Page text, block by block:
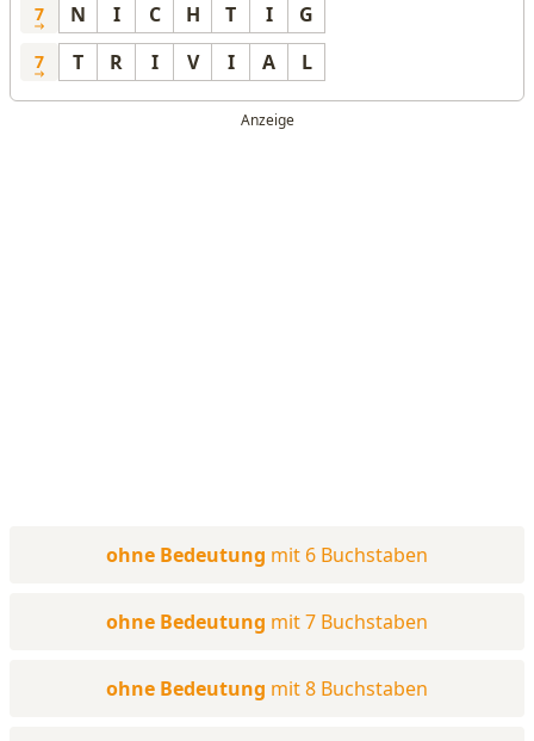
7 N I C H T I G
7 T R I V I A L
ohne Bedeutung mit 6 Buchstaben
ohne Bedeutung mit 7 Buchstaben
ohne Bedeutung mit 8 Buchstaben